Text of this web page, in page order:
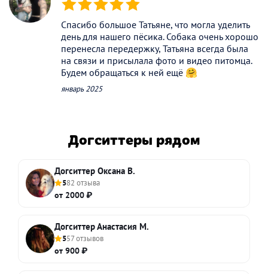
(*) (*) (*) (*) (*)
Спасибо большое Татьяне, что могла уделить
день для нашего пёсика. Собака очень хорошо
перенесла передержку, Татьяна всегда была
на связи и присылала фото и видео питомца.
Будем обращаться к ней ещё 🤗
январь 2025
Догситтеры рядом
Догситтер Оксана В.
582 отзыва
от 2000 ₽
Догситтер Анастасия М.
557 отзывов
от 900 ₽